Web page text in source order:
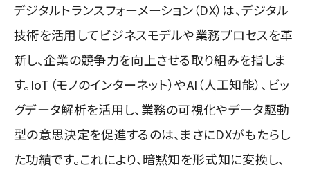
デジタルトランスフォーメーション（DX）は、デジタル
技術を活用してビジネスモデルや業務プロセスを革
新し、企業の競争力を向上させる取り組みを指しま
す。IoT（モノのインターネット）やAI（人工知能）、ビッ
グデータ解析を活用し、業務の可視化やデータ駆動
型の意思決定を促進するのは、まさにDXがもたらし
た功績です。これにより、暗黙知を形式知に変換し、